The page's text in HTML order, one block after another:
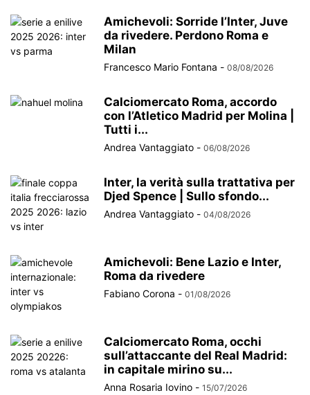
Amichevoli: Sorride l’Inter, Juve
da rivedere. Perdono Roma e
Milan
Francesco Mario Fontana - 08/08/2026
Calciomercato Roma, accordo
con l’Atletico Madrid per Molina |
Tutti i...
Andrea Vantaggiato - 06/08/2026
Inter, la verità sulla trattativa per
Djed Spence | Sullo sfondo...
Andrea Vantaggiato - 04/08/2026
Amichevoli: Bene Lazio e Inter,
Roma da rivedere
Fabiano Corona - 01/08/2026
Calciomercato Roma, occhi
sull’attaccante del Real Madrid:
in capitale mirino su...
Anna Rosaria Iovino - 15/07/2026